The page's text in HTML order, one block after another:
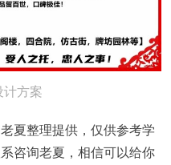
计方案
夏整理提供，仅供参考学
咨询老夏，相信可以给你